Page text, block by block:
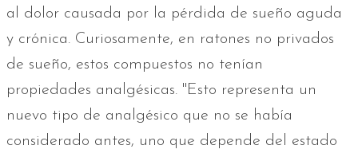
al dolor causada por la pérdida de sueño aguda
y crónica. Curiosamente, en ratones no privados
de sueño, estos compuestos no tenían
propiedades analgésicas. "Esto representa un
nuevo tipo de analgésico que no se había
considerado antes, uno que depende del estado